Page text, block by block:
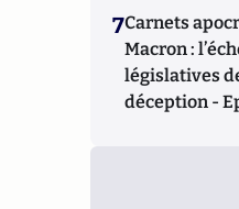
7Carnets
Macron :
législatives
déception -